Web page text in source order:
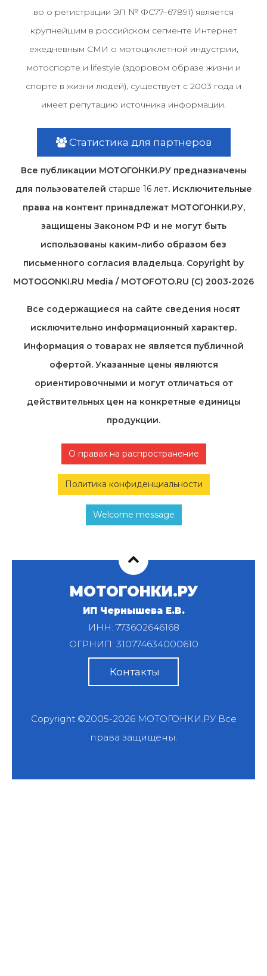
во о регистрации ЭЛ № ФС77–67891) является
крупнейшим в российском сегменте Интернет
ежедневным СМИ о мотоциклетной индустрии,
мотоспорте и lifestyle (здоровом образе жизни и
спорте в жизни людей), существует с 2003 года и
имеет репутацию источника информации.
Статистика для партнеров
Все публикации МОТОГОНКИ.РУ предназначены
для пользователей старше 16 лет. Исключительные
права на контент принадлежат МОТОГОНКИ.РУ,
защищены Законом РФ и не могут быть
использованы каким-либо образом без
письменного согласия владельца. Copyright by
MOTOGONKI.RU Media / MOTOFOTO.RU (C) 2003-2026
Все содержащиеся на cайте сведения носят
исключительно информационный характер.
Информация о товарах не является публичной
офертой. Указанные цены являются
ориентировочными и могут отличаться от
действительных цен на конкретные единицы
продукции.
О правах на распространение
Политика конфиденциальности
Welcome message
МОТОГОНКИ.РУ
ИП Чернышева Е.В.
ИНН: 773602646168
ОГРНИП: 310774634000610
Контакты
Copyright ©2005-2026 МОТОГОНКИ.РУВсе
права защищены.